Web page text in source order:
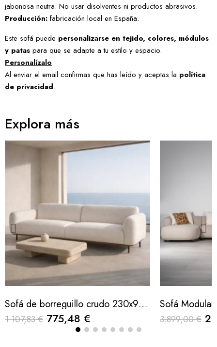
jabonosa neutra. No usar disolventes ni productos abrasivos.
Producción: fabricación local en España.
Este sofá puede personalizarse en tejido, colores, módulos
y patas para que se adapte a tu estilo y espacio.
Personalízalo
Al enviar el email confirmas que has leído y aceptas la política
de privacidad.
Explora más
Sofá de borreguillo crudo 230x95x83cm
1.107,83 € 775,48 € 3.899,00 €